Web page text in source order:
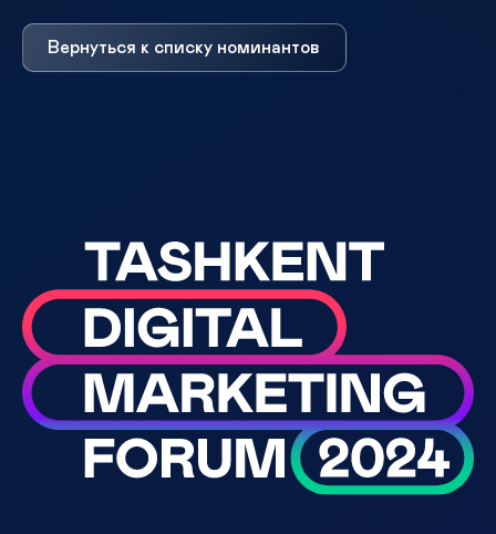
Вернуться к списку номинантов